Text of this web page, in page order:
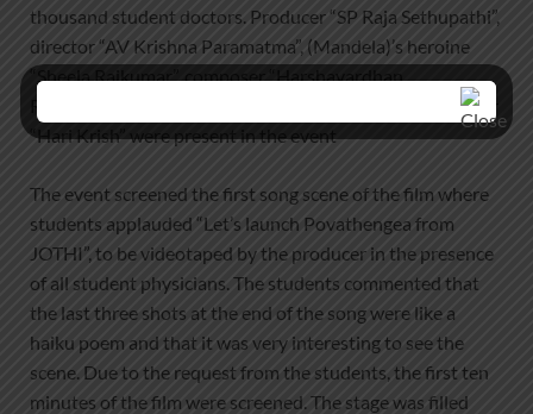
thousand student doctors. Producer “SP Raja Sethupathi”,
director “AV Krishna Paramatma”, (Mandela)’s heroine
“Sheela Rajkumar”, composer “Harshavardhan
Rameshwar”, songwriter “Karthik Netta”, supporting actor
“Hari Krish” were present in the event
The event screened the first song scene of the film where
students applauded “Let’s launch Povathengea from
JOTHI”, to be videotaped by the producer in the presence
of all student physicians. The students commented that
the last three shots at the end of the song were like a
haiku poem and that it was very interesting to see the
scene. Due to the request from the students, the first ten
minutes of the film were screened. The stage was filled